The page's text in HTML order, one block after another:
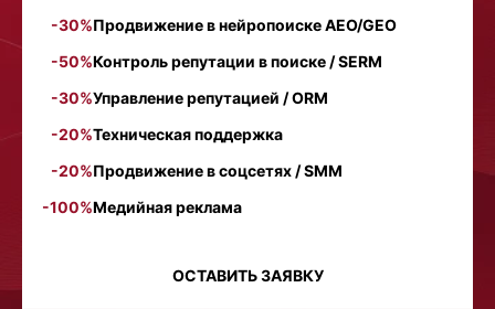
-30%Продвижение в нейропоиске AEO/GEO
-50%Контроль репутации в поиске / SERM
-30%Управление репутацией / ORM
-20%Техническая поддержка
-20%Продвижение в соцсетях / SMM
-100%Медийная реклама
ОСТАВИТЬ ЗАЯВКУ